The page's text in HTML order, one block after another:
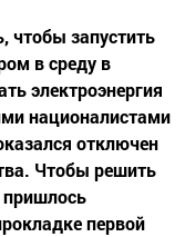
чтобы запустить
в среду в
электроэнергия
националистами
отключен
Чтобы решить
пришлось
первой